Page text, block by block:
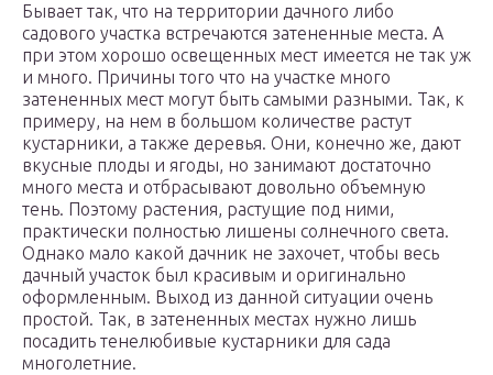
Бывает так, что на территории дачного либо
садового участка встречаются затененные места. А
при этом хорошо освещенных мест имеется не так уж
и много. Причины того что на участке много
затененных мест могут быть самыми разными. Так, к
примеру, на нем в большом количестве растут
кустарники, а также деревья. Они, конечно же, дают
вкусные плоды и ягоды, но занимают достаточно
много места и отбрасывают довольно объемную
тень. Поэтому растения, растущие под ними,
практически полностью лишены солнечного света.
Однако мало какой дачник не захочет, чтобы весь
дачный участок был красивым и оригинально
оформленным. Выход из данной ситуации очень
простой. Так, в затененных местах нужно лишь
посадить тенелюбивые кустарники для сада
многолетние.